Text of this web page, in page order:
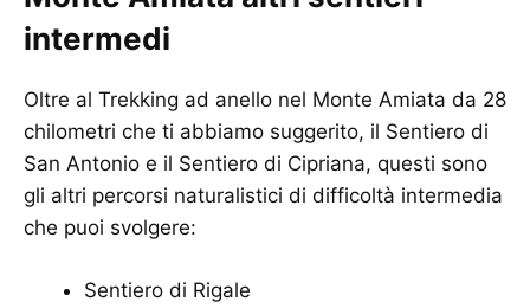
intermedi
Oltre al Trekking ad anello nel Monte Amiata da 28
chilometri che ti abbiamo suggerito, il Sentiero di
San Antonio e il Sentiero di Cipriana, questi sono
gli altri percorsi naturalistici di difficoltà intermedia
che puoi svolgere:
Sentiero di Rigale